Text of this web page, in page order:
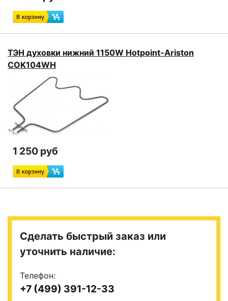
ТЭН духовки нижний 1150W Hotpoint-Ariston
COK104WH
1 250 руб
Сделать быстрый заказ или
уточнить наличие:
Телефон:
+7 (499) 391-12-33